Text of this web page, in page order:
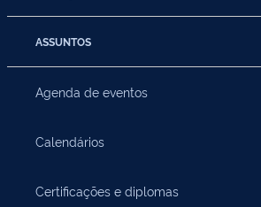
ASSUNTOS
Agenda de eventos
Calendários
Certificações e diplomas